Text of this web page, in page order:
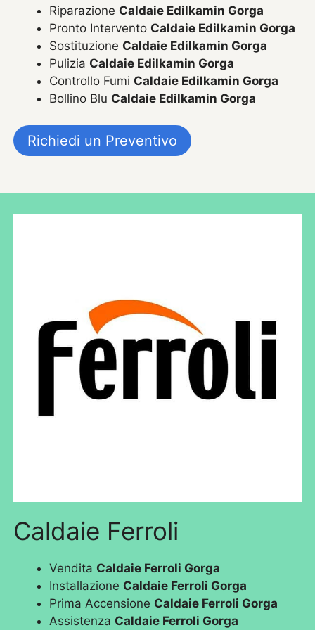
Riparazione Caldaie Edilkamin Gorga
Pronto Intervento Caldaie Edilkamin Gorga
Sostituzione Caldaie Edilkamin Gorga
Pulizia Caldaie Edilkamin Gorga
Controllo Fumi Caldaie Edilkamin Gorga
Bollino Blu Caldaie Edilkamin Gorga
Richiedi un Preventivo
Caldaie Ferroli
Vendita Caldaie Ferroli Gorga
Installazione Caldaie Ferroli Gorga
Prima Accensione Caldaie Ferroli Gorga
Assistenza Caldaie Ferroli Gorga